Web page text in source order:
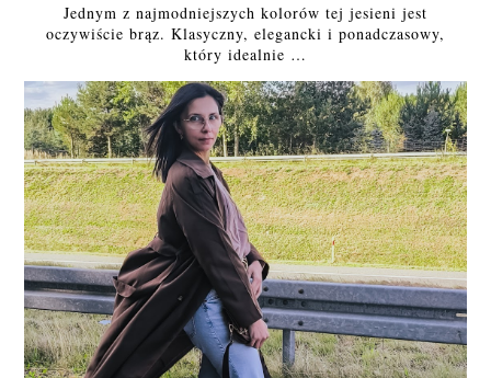
Jednym z najmodniejszych kolorów tej jesieni jest
oczywiście brąz. Klasyczny, elegancki i ponadczasowy,
który idealnie …